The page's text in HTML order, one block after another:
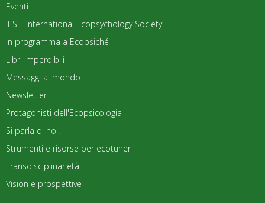
Eventi
IES – International Ecopsychology Society
In programma a Ecopsiché
Libri imperdibili
Messaggi al mondo
Newsletter
Protagonisti dell'Ecopsicologia
Si parla di noi!
Strumenti e risorse per ecotuner
Transdisciplinarietà
Vision e prospettive